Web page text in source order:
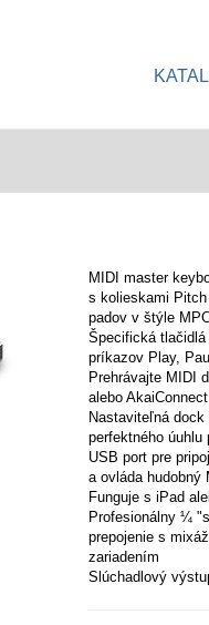
MIDI master
s kolieskami
padov v štýle
Špecifická tlačidlá
príkazov Play,
Prehrávajte MIDI
alebo
Nastaviteľná
perfektného úuhlu
USB port pre
a ovláda hudobný
Funguje s iPad
Profesionálny ¼
prepojenie s
zariadením
Slúchadlový